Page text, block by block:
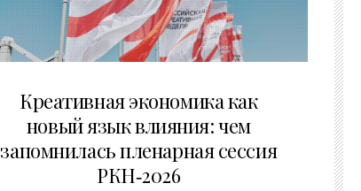
Креативная экономика как
новый язык влияния: чем
запомнилась пленарная сессия
РКН‑2026